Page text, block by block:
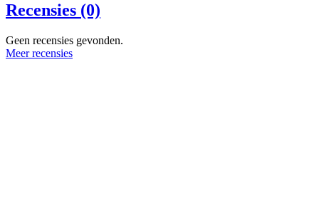
Recensies (0)
Geen recensies gevonden.
Meer recensies